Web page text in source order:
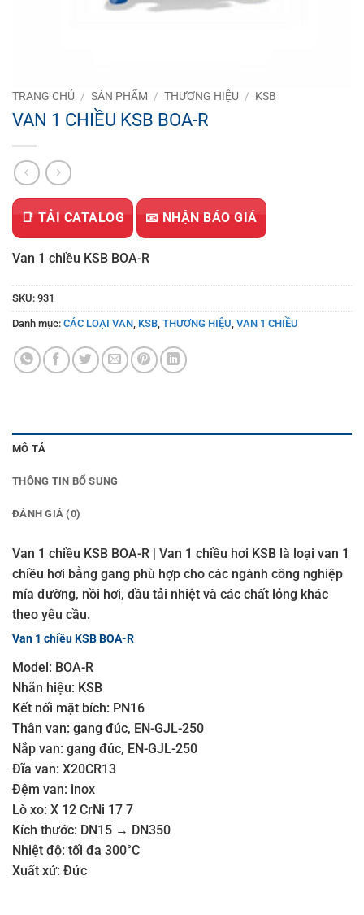
TRANG CHỦ / SẢN PHẨM / THƯƠNG HIỆU / KSB
VAN 1 CHIỀU KSB BOA-R
📑 TẢI CATALOG 📧 NHẬN BÁO GIÁ
Van 1 chiều KSB BOA-R
SKU: 931
Danh mục: CÁC LOẠI VAN, KSB, THƯƠNG HIỆU, VAN 1 CHIỀU
MÔ TẢ
THÔNG TIN BỔ SUNG
ĐÁNH GIÁ (0)
Van 1 chiều KSB BOA-R | Van 1 chiều hơi KSB là loại van 1
chiều hơi bằng gang phù hợp cho các ngành công nghiệp
mía đường, nồi hơi, dầu tải nhiệt và các chất lỏng khác
theo yêu cầu.
Van 1 chiều KSB BOA-R
Model: BOA-R
Nhãn hiệu: KSB
Kết nối mặt bích: PN16
Thân van: gang đúc, EN-GJL-250
Nắp van: gang đúc, EN-GJL-250
Đĩa van: X20CR13
Đệm van: inox
Lò xo: X 12 CrNi 17 7
Kích thước: DN15 → DN350
Nhiệt độ: tối đa 300°C
Xuất xứ: Đức